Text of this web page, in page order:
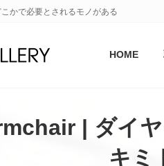
かで必要とされるモノがある
HOME
| ダイ
キミ